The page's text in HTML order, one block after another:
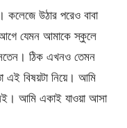
কলেজে উঠার পরেও বাবা
আগে যেমন আমাকে স্কুলে
ঠিক এখনও তেমন
এই বিষয়টা নিয়ে। আমি
আমি একাই যাওয়া আসা